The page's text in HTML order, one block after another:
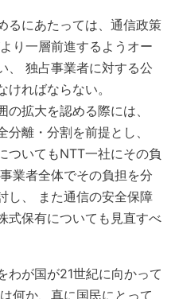
にあたっては、通信政策
り一層前進するようオー
、 独占事業者に対する公
ればならない。
拡大を認める際には、
離・分割を前提とし、
ついてもNTT一社にその負
業者全体でその負担を分
し、 また通信の安全保障
式保有についても見直すべ
が国が21世紀に向かって
何か、真に国民にとって